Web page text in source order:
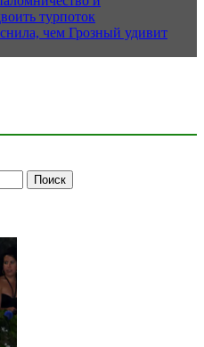
турпоток
чем Грозный удивит